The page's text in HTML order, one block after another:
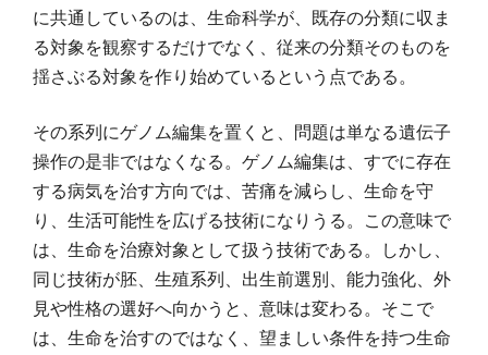
に共通しているのは、生命科学が、既存の分類に収ま
る対象を観察するだけでなく、従来の分類そのものを
揺さぶる対象を作り始めているという点である。
その系列にゲノム編集を置くと、問題は単なる遺伝子
操作の是非ではなくなる。ゲノム編集は、すでに存在
する病気を治す方向では、苦痛を減らし、生命を守
り、生活可能性を広げる技術になりうる。この意味で
は、生命を治療対象として扱う技術である。しかし、
同じ技術が胚、生殖系列、出生前選別、能力強化、外
見や性格の選好へ向かうと、意味は変わる。そこで
は、生命を治すのではなく、望ましい条件を持つ生命